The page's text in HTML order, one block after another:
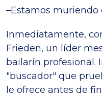
–Estamos muriendo
Inmediatamente,
Frieden, un líder
bailarín profesional.
"buscador" que
le ofrece antes de